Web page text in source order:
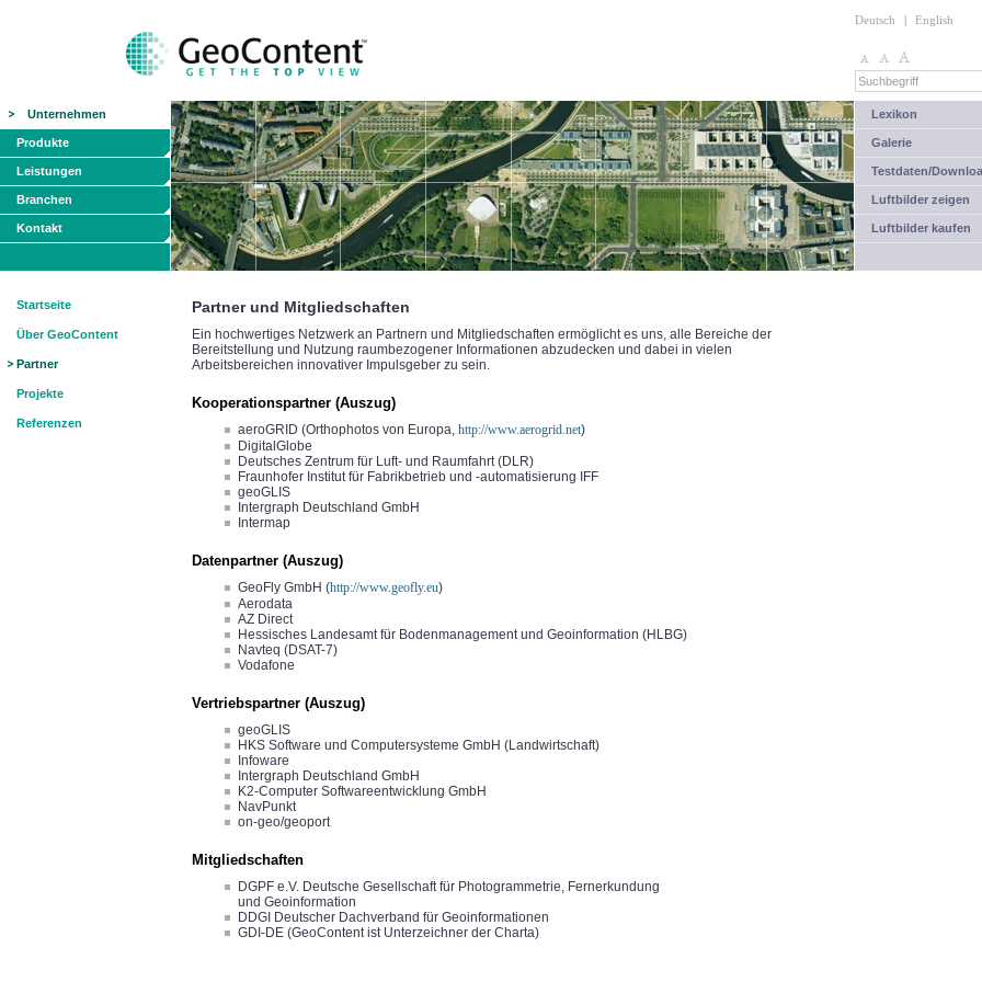
Deutsch | English
Unternehmen
Produkte
Leistungen
Branchen
Kontakt
Lexikon
Galerie
Testdaten/
Luftbilder zeigen
Luftbilder kaufen
Startseite
Über GeoContent
Partner
Projekte
Referenzen
Partner und Mitgliedschaften
Ein hochwertiges Netzwerk an Partnern und Mitgliedschaften ermöglicht es uns, alle Bereiche der
Bereitstellung und Nutzung raumbezogener Informationen abzudecken und dabei in vielen
Arbeitsbereichen innovativer Impulsgeber zu sein.
Kooperationspartner (Auszug)
aeroGRID (Orthophotos von Europa, http://www.aerogrid.net)
DigitalGlobe
Deutsches Zentrum für Luft- und Raumfahrt (DLR)
Fraunhofer Institut für Fabrikbetrieb und -automatisierung IFF
geoGLIS
Intergraph Deutschland GmbH
Intermap
Datenpartner (Auszug)
GeoFly GmbH (http://www.geofly.eu)
Aerodata
AZ Direct
Hessisches Landesamt für Bodenmanagement und Geoinformation (HLBG)
Navteq (DSAT-7)
Vodafone
Vertriebspartner (Auszug)
geoGLIS
HKS Software und Computersysteme GmbH (Landwirtschaft)
Infoware
Intergraph Deutschland GmbH
K2-Computer Softwareentwicklung GmbH
NavPunkt
on-geo/geoport
Mitgliedschaften
DGPF e.V. Deutsche Gesellschaft für Photogrammetrie, Fernerkundung
und Geoinformation
DDGI Deutscher Dachverband für Geoinformationen
GDI-DE (GeoContent ist Unterzeichner der Charta)